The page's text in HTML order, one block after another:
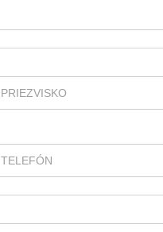
PRIEZVISKO
TELEFÓN